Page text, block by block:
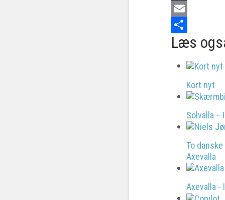
X
Email
Share
Læs
Kort nyt
Solvalla –
To
Axevalla
Axevalla -